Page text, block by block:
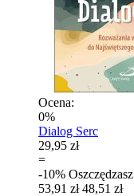
Ocena:
0%
Dialog Serc
29,95 zł
=
-10% Oszczędzasz
53,91 zł 48,51 zł